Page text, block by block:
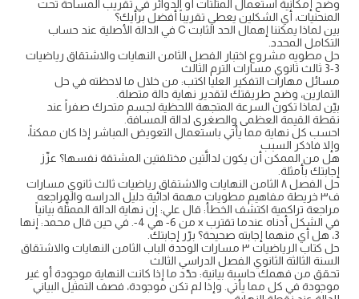
وضح إمكانية استعمال المثلثات أو الدوائر في تقريب المساحة تحت
المنحنيات، أي الشكلين يعطي تقريباً أفضل برأيك؟
بين لماذا يمكننا إهمال الحد الثابت C في الدالة الأصلية عند حساب
التكامل المحدد.
حل مطويه مشروع اختبار الفصل الثامن النهايات والاشتقاق رياضيات
3-3 ثالث ثانوي مسارات الترم الثالث
مسائل مهارات التفكير العليا اكتب: من خلال ما لاحظته في حل
التمارين، وضح طريقتك لتقدير نهاية دالة متصلة.
بيّن لماذا تكون السرعة المتجهة اللحظية لجسم متحرك صفراً عند
نقطة القيمة العظمى والصغرى لدالة المسافة.
احسب كل نهاية مما يأتي باستعمال التعويض المباشر إذا كان ممكناً،
وإلا فاذكر السبب
هل من الممكن أن يكون لدالَّتين مختلفتين المشتقة نفسها؟ عزّز
إجابتك بأمثلة.
حل الفصل ٨ الثامن النهايات والاشتقاق رياضيات ثالث ثانوي مسارات
ف٣ خريطة مفاهيم مطويات مهمة ادائية دليل الدراسه والمراجعه
مراجعة تراكمية اكتشف الخطأ: قال علي: إن نهاية الدالة الممثَّلة بيانياً
في الشكل أدناه عندما تقترب x من 6- هي 4-. في حين قال محمد: إنها
3، هل أي منهما إجابته صحيحة؟ برّر إجابتك.
حل كتاب الرياضيات ٣ مسارات الوحدة الباب الثامن النهايات والاشتقاق
السنة الثالثة الثانوي الفصل الدراسي الثالث
تحقق من فهمك حاسبة بيانية: حدّد ما إذا كانت النهاية موجودة أو غير
موجودة في كل مما يأتي. وإذا لم تكن موجودة، فصف التمثيل البياني